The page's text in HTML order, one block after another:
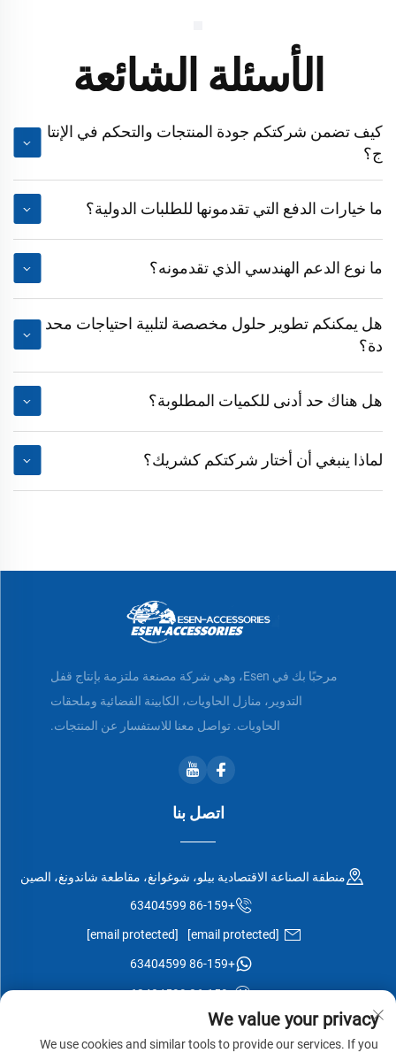
الأسئلة الشائعة
كيف تضمن شركتكم جودة المنتجات والتحكم في الإنتا
ج؟
ما خيارات الدفع التي تقدمونها للطلبات الدولية؟
ما نوع الدعم الهندسي الذي تقدمونه؟
هل يمكنكم تطوير حلول مخصصة لتلبية احتياجات محد
دة؟
هل هناك حد أدنى للكميات المطلوبة؟
لماذا ينبغي أن أختار شركتكم كشريك؟
مرحبًا بك في Esen، وهي شركة مصنعة ملتزمة بإنتاج قفل
التدوير، منازل الحاويات، الكابينة الفضائية وملحقات
الحاويات. تواصل معنا للاستفسار عن المنتجات.
اتصل بنا
منطقة الصناعة الاقتصادية بيلو، شوغوانغ، مقاطعة شاندونغ، الصين
+86-159 63404599
[email protected]
[email protected]
+86-159 63404599
+86-159 63404599
We value your privacy
We use cookies and similar tools to provide our services. If you